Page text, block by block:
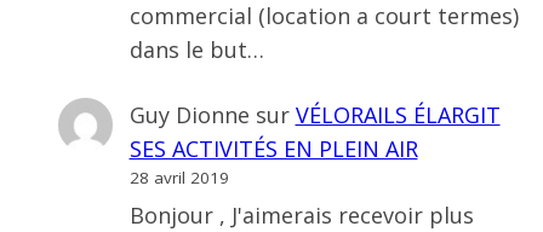
commercial (location a court termes)
dans le but…
Guy Dionne sur VÉLORAILS ÉLARGIT
SES ACTIVITÉS EN PLEIN AIR
28 avril 2019
Bonjour , J'aimerais recevoir plus